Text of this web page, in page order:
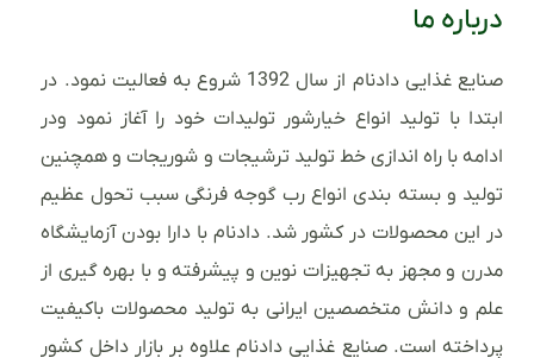
درباره ما
صنایع غذایی دادنام از سال 1392 شروع به فعالیت نمود. در
ابتدا با تولید انواع خیارشور تولیدات خود را آغاز نمود ودر
ادامه با راه اندازی خط تولید ترشیجات و شوریجات و همچنین
تولید و بسته بندی انواع رب گوجه فرنگی سبب تحول عظیم
در این محصولات در کشور شد. دادنام با دارا بودن آزمایشگاه
مدرن و مجهز به تجهیزات نوین و پیشرفته و با بهره گیری از
علم و دانش متخصصین ایرانی به تولید محصولات باکیفیت
پرداخته است. صنایع غذایی دادنام علاوه بر بازار داخل کشور